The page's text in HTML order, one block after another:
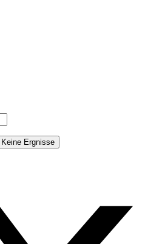
Keine Ergnisse